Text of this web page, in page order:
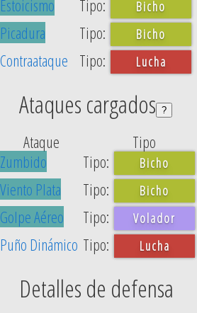
Estoicismo Bicho
Picadura
Bicho
Contraataque
Lucha
Ataques cargados ?
Ataque Tipo
Zumbido
Bicho
Viento Plata
Bicho
Golpe Aéreo
Volador
Puño Dinámico
Lucha
Detalles de defensa